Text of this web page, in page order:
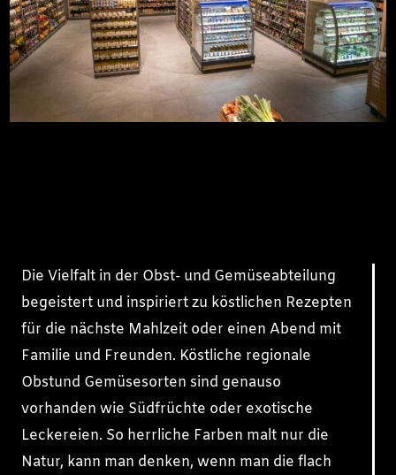
Die Vielfalt in der Obst- und Gemüseabteilung
begeistert und inspiriert zu köstlichen Rezepten
für die nächste Mahlzeit oder einen Abend mit
Familie und Freunden. Köstliche regionale
Obstund Gemüsesorten sind genauso
vorhanden wie Südfrüchte oder exotische
Leckereien. So herrliche Farben malt nur die
Natur, kann man denken, wenn man die flach